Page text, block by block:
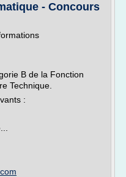
- Concours
B de la Fonction
Technique.
: